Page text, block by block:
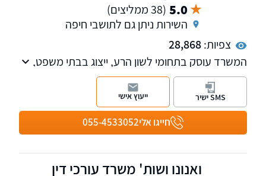
5.0 (38 ממליצים)
השירות ניתן גם לתושבי חיפה
צפיות:28,868
המשרד עוסק בתחומי לשון הרע, ייצוג בבתי משפט,
שירותי נוטריון ואזרחות זרה.
חייגו אלי055-4533052
SMS ישיר ייעוץ אישי
ואנונו ושות' משרד עורכי דין